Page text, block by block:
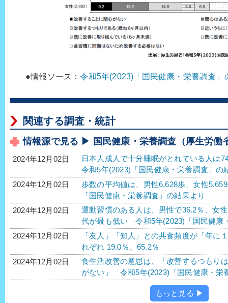
●情報ソース：令和5年(2023)「国民健康・栄養調査」
関連する調査・統計
情報源で見る ▶ 国民健康・栄養調査（厚生労働
2024年12月02日
日本人成人で十分睡眠がとれている人
令和5年(2023)「国民健康・栄養調査」の
2024年12月02日
歩数の平均値は、男性6,628歩、女性
「国民健康・栄養調査」の結果より
2024年12月02日
運動習慣のある人は、男性で36.2％、女
代が最も低い 令和5年(2023)「国民健康
2024年12月02日
「友人」「知人」との共食頻度が「年に
れぞれ 19.0％、65.2％
2024年12月02日
食生活改善の意思は、「改善するつもり
がない」 令和5年(2023)「国民健康・栄
もっと見る ▶